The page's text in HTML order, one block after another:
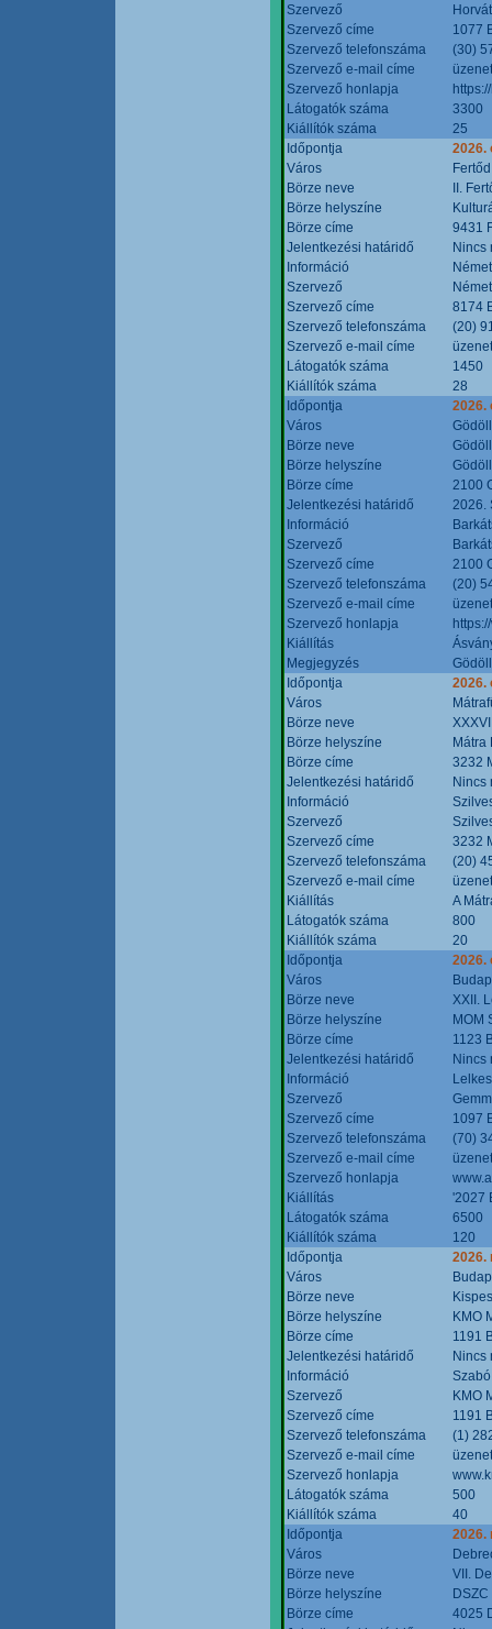
Szervező
Szervező címe
1077
Szervező telefonszáma
(30)
Szervező e-mail címe
Szervező honlapja
Látogatók száma
3300
Kiállítók száma
25
Időpontja
2026.
Város
Fertőd
Börze neve
II.
Börze helyszíne
Börze címe
9431
Jelentkezési határidő
Nincs
Információ
Szervező
Szervező címe
8174
Szervező telefonszáma
(20)
Szervező e-mail címe
Látogatók száma
1450
Kiállítók száma
28
Időpontja
2026.
Város
Börze neve
Börze helyszíne
Börze címe
2100
Jelentkezési határidő
2026.
Információ
Szervező
Szervező címe
2100
Szervező telefonszáma
(20)
Szervező e-mail címe
Szervező honlapja
Kiállítás
Megjegyzés
Időpontja
2026.
Város
Börze neve
Börze helyszíne
Mátra
Börze címe
3232
Jelentkezési határidő
Nincs
Információ
Szervező
Szervező címe
3232
Szervező telefonszáma
(20)
Szervező e-mail címe
Kiállítás
A
Látogatók száma
800
Kiállítók száma
20
Időpontja
2026.
Város
Börze neve
XXII.
Börze helyszíne
MOM
Börze címe
1123
Jelentkezési határidő
Nincs
Információ
Szervező
Szervező címe
1097
Szervező telefonszáma
(70)
Szervező e-mail címe
Szervező honlapja
Kiállítás
'2027
Látogatók száma
6500
Kiállítók száma
120
Időpontja
2026.
Város
Börze neve
Börze helyszíne
KMO
Börze címe
1191
Jelentkezési határidő
Nincs
Információ
Szervező
KMO
Szervező címe
1191
Szervező telefonszáma
(1)
Szervező e-mail címe
Szervező honlapja
Látogatók száma
500
Kiállítók száma
40
Időpontja
2026.
Város
Börze neve
VII.
Börze helyszíne
Börze címe
4025